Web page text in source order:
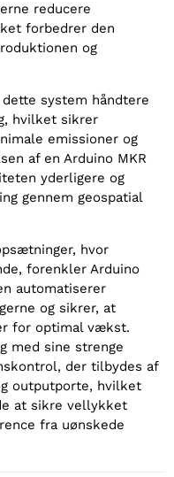
reducere
forbedrer den
og
system håndtere
hvilket sikrer
emissioner og
af en Arduino MKR
yderligere og
gennem geospatial
hvor
forenkler Arduino
automatiserer
og sikrer, at
for optimal vækst.
med sine strenge
der tilbydes af
outputporte, hvilket
at sikre vellykket
fra uønskede